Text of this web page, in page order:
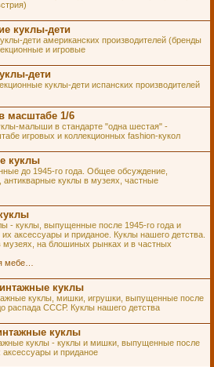
куклы-дети
дети американских производителей (бренды
и игровые
дети
куклы-дети испанских производителей
масштабе 1/6
малыши в стандарте "одна шестая" -
игровых и коллекционных fashion-кукол
куклы
до 1945-го года. Общее обсуждение,
антикварные куклы в музеях, частные
- куклы, выпущенные после 1945-го года и
аксессуары и приданое. Куклы нашего детства.
музеях, на блошиных рынках и в частных
куклы
куклы, мишки, игрушки, выпущенные после
распада СССР. Куклы нашего детства
куклы
куклы - куклы и мишки, выпущенные после
аксессуары и приданое